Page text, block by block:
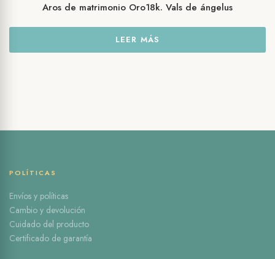
Aros de matrimonio Oro18k. Vals de ángelus
LEER MÁS
POLÍTICAS
Envíos y políticas
Cambio y devolución
Cuidado del producto
Certificado de garantía